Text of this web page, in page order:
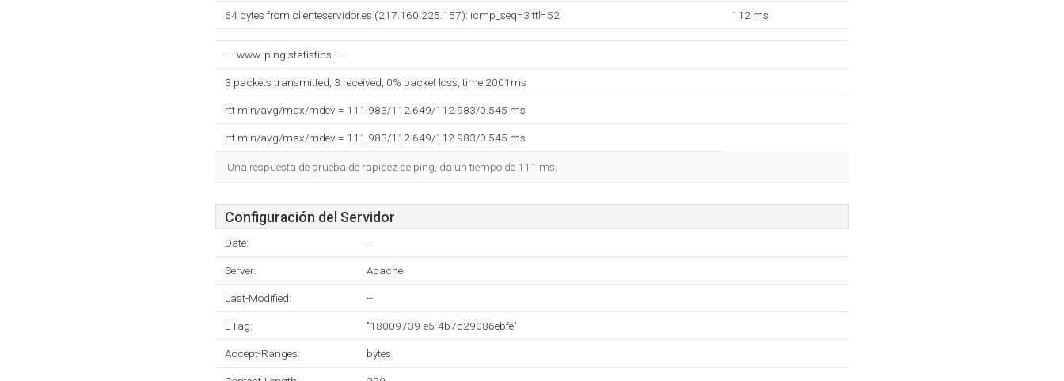
64 bytes from clienteservidor.es (217.160.225.157): icmp_seq=3 ttl=52 112 ms
--- www. ping statistics ---
3 packets transmitted, 3 received, 0% packet loss, time 2001ms
rtt min/avg/max/mdev = 111.983/112.649/112.983/0.545 ms
rtt min/avg/max/mdev = 111.983/112.649/112.983/0.545 ms
Una respuesta de prueba de rapidez de ping, da un tiempo de 111 ms.
Configuración del Servidor
Date: --
Server: Apache
Last-Modified: --
ETag: "18009739-e5-4b7c29086ebfe"
Accept-Ranges: bytes